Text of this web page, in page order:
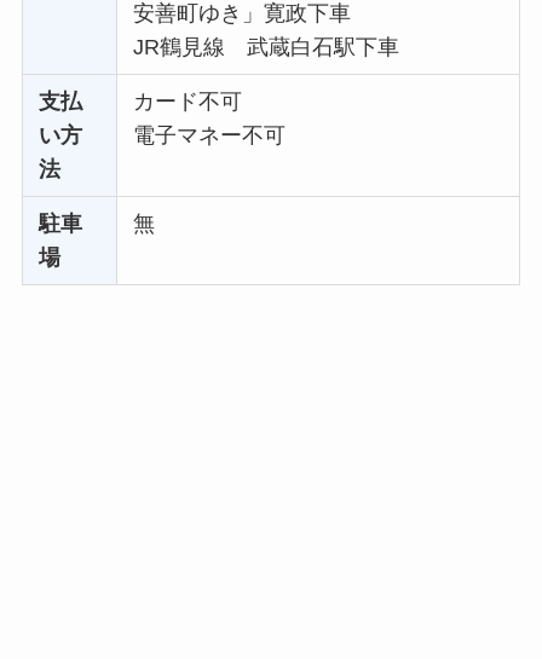
安善町ゆき」寛政下車
JR鶴見線 武蔵白石駅下車
支払
い方
法
カード不可
電子マネー不可
駐車
場
無